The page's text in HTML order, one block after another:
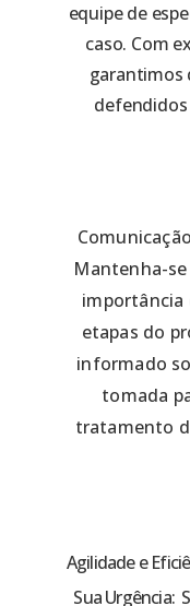
equipe de
caso. Com
garantimos
Mantenha-
importância
etapas do
informado
tomada
tratamento
Agilidade e
Sua Urgência: